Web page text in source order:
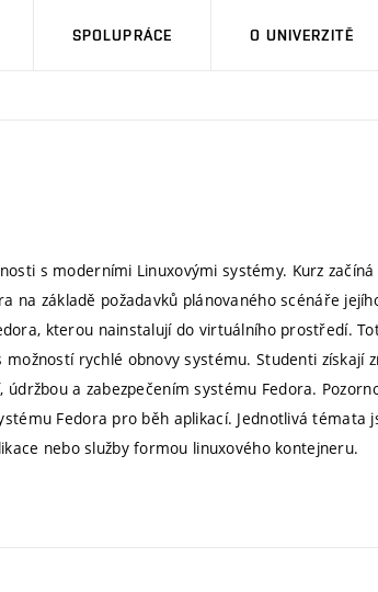
SPOLUPRÁCE O UNIVERZITĚ
s moderními Linuxovými systémy. Kurz
na základě požadavků plánovaného scénáře
kterou nainstalují do virtuálního prostředí.
rychlé obnovy systému. Studenti získají
a zabezpečením systému Fedora.
Fedora pro běh aplikací. Jednotlivá témata
nebo služby formou linuxového kontejneru.